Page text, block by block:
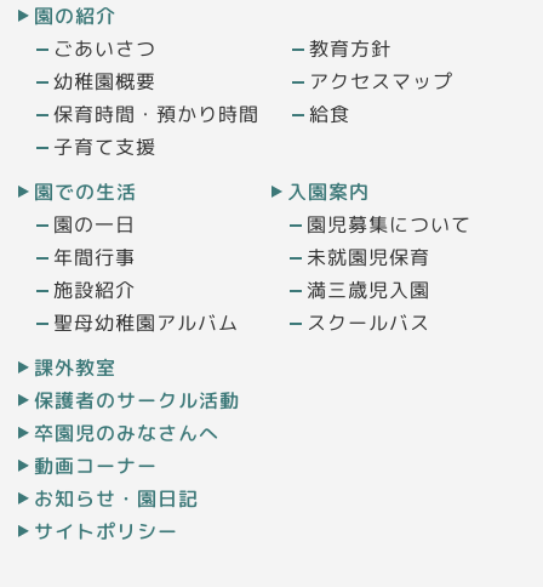
園の紹介
ごあいさつ 教育方針
幼稚園概要 アクセスマップ
保育時間・預かり時間 給食
子育て支援
園での生活
園の一日
年間行事
施設紹介
聖母幼稚園アルバム
入園案内
園児募集について
未就園児保育
満三歳児入園
スクールバス
課外教室
保護者のサークル活動
卒園児のみなさんへ
動画コーナー
お知らせ・園日記
サイトポリシー